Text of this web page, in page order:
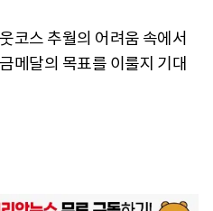
코스 추월의 어려움 속에서
메달의 목표를 이룰지 기대